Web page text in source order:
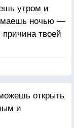
утром и
ночью —
твоей
открыть
и